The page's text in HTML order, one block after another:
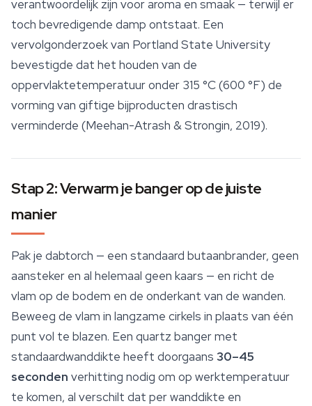
verantwoordelijk zijn voor aroma en smaak — terwijl er
toch bevredigende damp ontstaat. Een
vervolgonderzoek van Portland State University
bevestigde dat het houden van de
oppervlaktetemperatuur onder 315 °C (600 °F) de
vorming van giftige bijproducten drastisch
verminderde (Meehan-Atrash & Strongin, 2019).
Stap 2: Verwarm je banger op de juiste
manier
Pak je dabtorch — een standaard butaanbrander, geen
aansteker en al helemaal geen kaars — en richt de
vlam op de bodem en de onderkant van de wanden.
Beweeg de vlam in langzame cirkels in plaats van één
punt vol te blazen. Een quartz banger met
standaardwanddikte heeft doorgaans 30–45
seconden verhitting nodig om op werktemperatuur
te komen, al verschilt dat per wanddikte en